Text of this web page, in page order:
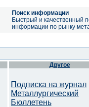
Поиск информации
Быстрый и качественный
информации по рынку
Другое
Подписка на журнал
Металлургический
Бюллетень